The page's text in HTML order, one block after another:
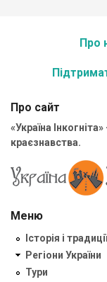
Про
Про сайт
«Україна
краєзнавства.
Меню
Історія і традиції
Регіони України
Тури